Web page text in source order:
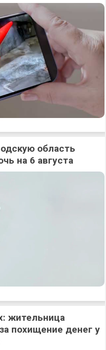
область
на 6 августа
жительница
похищение денег у